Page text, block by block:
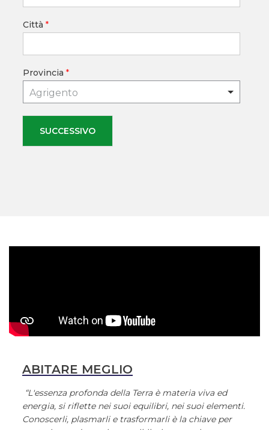
Città *
Provincia *
Agrigento
SUCCESSIVO
ABITARE MEGLIO
“L'essenza profonda della Terra è materia viva ed
energia, si riflette nei suoi equilibri, nei suoi elementi.
Conoscerli, plasmarli e trasformarli è la chiave per